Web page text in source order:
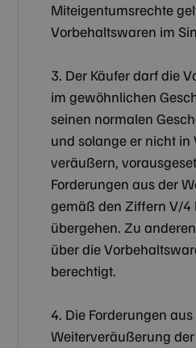
Miteigentumsrechte
Vorbehaltswaren im
3. Der Käufer darf die
im gewöhnlichen
seinen normalen
und solange er nicht in
veräußern,
Forderungen aus der
gemäß den Ziffern V/4
übergehen. Zu
über die
berechtigt.
4. Die Forderungen
Weiterveräußerung